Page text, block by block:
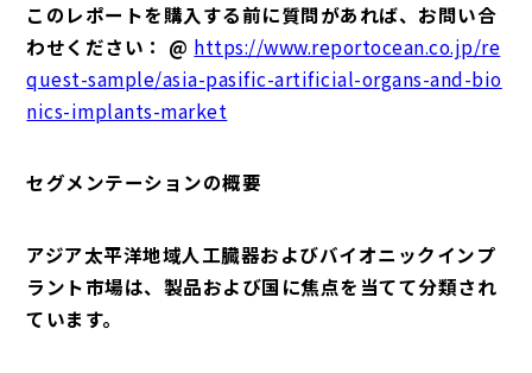
このレポートを購入する前に質問があれば、お問い合
わせください： @ https://www.reportocean.co.jp/re
quest-sample/asia-pasific-artificial-organs-and-bio
nics-implants-market
セグメンテーションの概要
アジア太平洋地域人工臓器およびバイオニックインプ
ラント市場は、製品および国に焦点を当てて分類され
ています。